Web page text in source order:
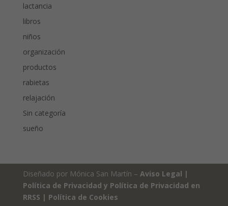
lactancia
libros
niños
organización
productos
rabietas
relajación
Sin categoría
sueño
Diseñado por Mónica San Martín – Aviso Legal |
Política de Privacidad y Política de Privacidad en
RRSS | Política de Cookies